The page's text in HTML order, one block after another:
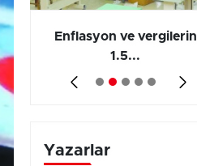
Enflasyon ve vergilerin
1.5...
Yazarlar